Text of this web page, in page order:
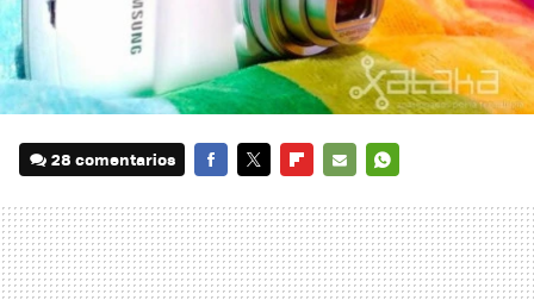
28 comentarios
MAIL